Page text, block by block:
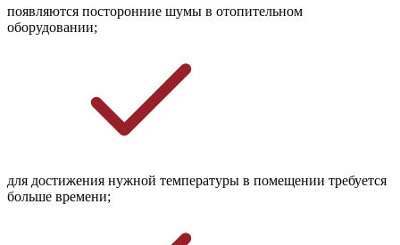
появляются посторонние шумы в отопительном
оборудовании;
для достижения нужной температуры в помещении требуется
больше времени;